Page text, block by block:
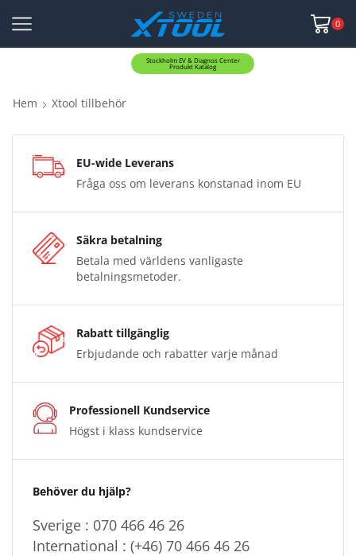
0
Stockholm EV & Diagnos Center
Produkt Katalog
Hem Xtool tillbehör
EU-wide Leverans
Fråga oss om leverans konstanad inom EU
Säkra betalning
Betala med världens vanligaste
betalningsmetoder.
Rabatt tillgänglig
Erbjudande och rabatter varje månad
Professionell Kundservice
Högst i klass kundservice
Behöver du hjälp?
Sverige : 070 466 46 26
International : (+46) 70 466 46 26